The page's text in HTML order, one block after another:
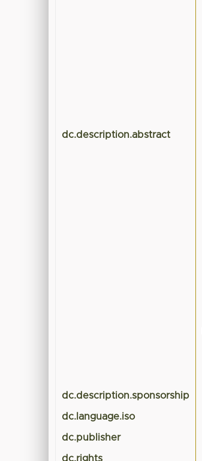
dc.description.abstract
dc.description.sponsorship
dc.language.iso
dc.publisher
dc.rights